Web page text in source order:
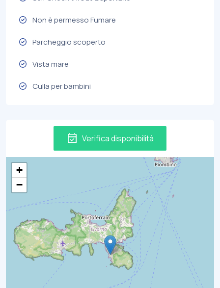
Non è permesso Fumare
Parcheggio scoperto
Vista mare
Culla per bambini
event_available Verifica disponibilità
+
−